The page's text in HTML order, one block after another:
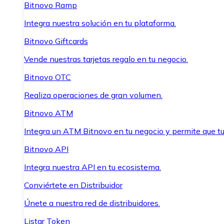
Bitnovo Ramp
Integra nuestra solución en tu plataforma.
Bitnovo Giftcards
Vende nuestras tarjetas regalo en tu negocio.
Bitnovo OTC
Realiza operaciones de gran volumen.
Bitnovo ATM
Integra un ATM Bitnovo en tu negocio y permite que
Bitnovo API
Integra nuestra API en tu ecosistema.
Conviértete en Distribuidor
Únete a nuestra red de distribuidores.
Listar Token